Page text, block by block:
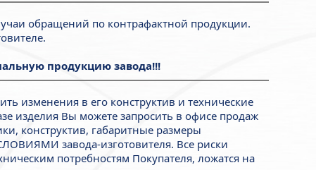
обращений по контрафактной продукции.
продукцию завода!!!
изменения в его конструктив и технические
изделия Вы можете запросить в офисе продаж
конструктив, габаритные размеры
завода-изготовителя. Все риски
потребностям Покупателя, ложатся на